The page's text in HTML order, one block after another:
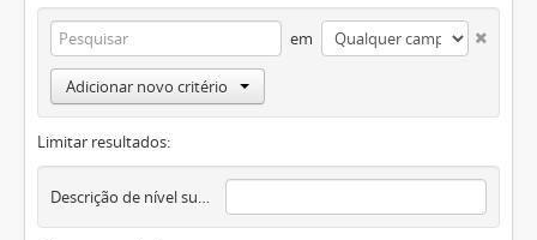
em
Adicionar novo critério
Limitar resultados:
Descrição de nível superior